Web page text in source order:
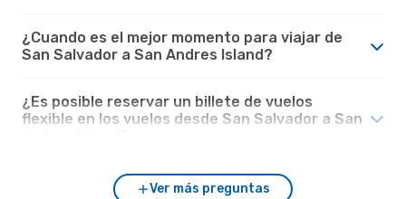
¿Cuando es el mejor momento para viajar de
San Salvador a San Andres Island?
¿Es posible reservar un billete de vuelos
flexible en los vuelos desde San Salvador a San
Ver más preguntas